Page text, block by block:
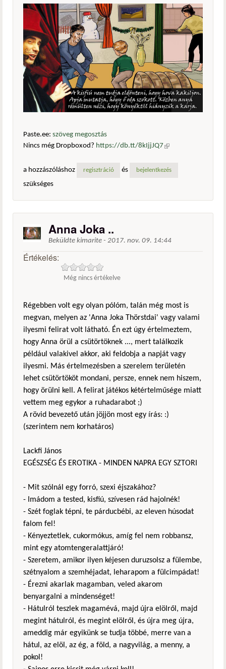
Paste.ee: szöveg megosztás
Nincs még Dropboxod? https://db.tt/8kIjjJQ7 (külső
a hozzászóláshoz
regisztráció és bejelentkezés
szükséges
Anna Joka ..
Beküldte kimarite - 2017. nov. 09. 14:44
Értékelés:
Még nincs értékelve
Régebben volt egy olyan pólóm, talán még most is
megvan, melyen az 'Anna Joka Thörstdai' vagy valami
ilyesmi felirat volt látható. Én ezt úgy értelmeztem,
hogy Anna örül a csütörtöknek ..., mert találkozik
például valakivel akkor, aki feldobja a napját vagy
ilyesmi. Más értelmezésben a szerelem területén
lehet csütörtököt mondani, persze, ennek nem hiszem,
hogy örülni kell. A felirat játékos kétértelműsége miatt
vettem meg egykor a ruhadarabot ;)
A rövid bevezető után jöjjön most egy írás: :)
(szerintem nem korhatáros)
Lackfi János
EGÉSZSÉG ÉS EROTIKA - MINDEN NAPRA EGY SZTORI
- Mit szólnál egy forró, szexi éjszakához?
- Imádom a tested, kisfiú, szívesen rád hajolnék!
- Szét foglak tépni, te párducbébi, az eleven húsodat
falom fel!
- Kényeztetlek, cukormókus, amíg fel nem robbansz,
mint egy atomtengeralattjáró!
- Szeretem, amikor ilyen kéjesen duruzsolsz a fülembe,
szétnyalom a szemhéjadat, leharapom a fülcimpádat!
- Érezni akarlak magamban, veled akarom
benyargalni a mindenséget!
- Hátulról teszlek magamévá, majd újra elölről, majd
megint hátulról, és megint elölről, és újra meg újra,
ameddig már egyikünk se tudja többé, merre van a
hátul, az elöl, az ég, a föld, a nagyvilág, a menny, a
pokol!